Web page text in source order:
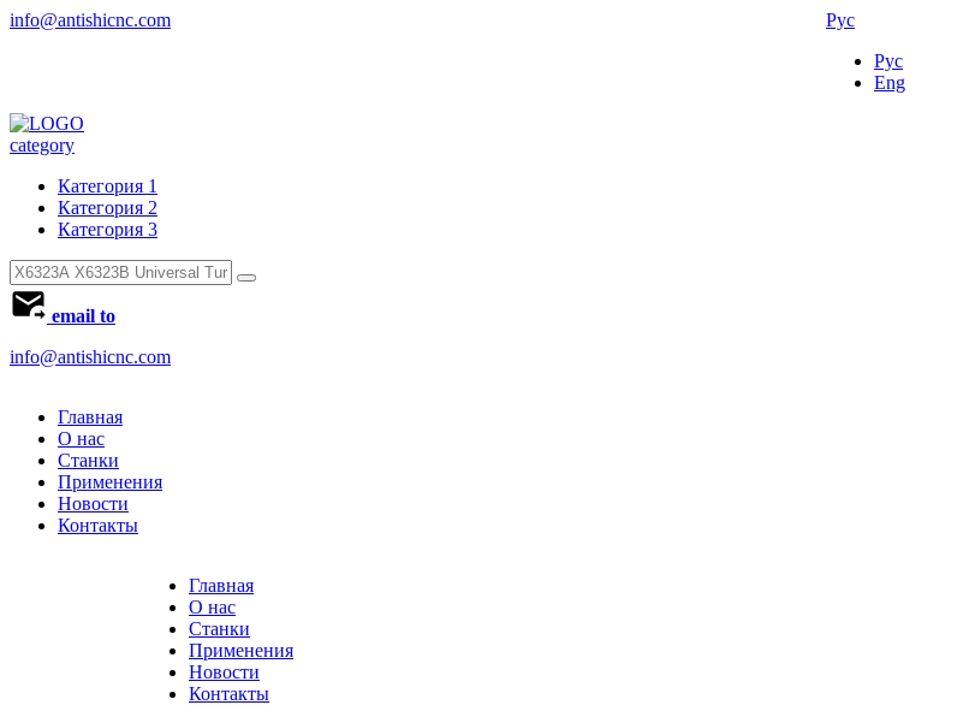
info@antishicnc.com
Рус
Рус
Eng
category
Категория 1
Категория 2
Категория 3
email to
info@antishicnc.com
Главная
О нас
Станки
Применения
Новости
Контакты
Главная
О нас
Станки
Применения
Новости
Контакты